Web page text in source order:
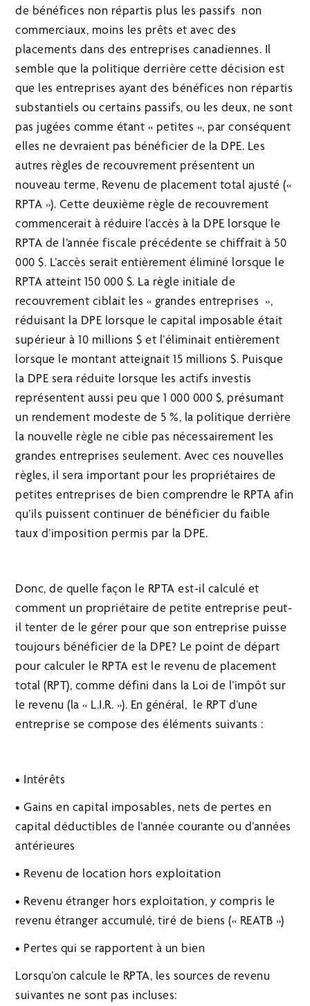
de bénéfices non répartis plus les passifs non
commerciaux, moins les prêts et avec des
placements dans des entreprises canadiennes. Il
semble que la politique derrière cette décision est
que les entreprises ayant des bénéfices non répartis
substantiels ou certains passifs, ou les deux, ne sont
pas jugées comme étant « petites », par conséquent
elles ne devraient pas bénéficier de la DPE. Les
autres règles de recouvrement présentent un
nouveau terme, Revenu de placement total ajusté («
RPTA »). Cette deuxième règle de recouvrement
commencerait à réduire l’accès à la DPE lorsque le
RPTA de l’année fiscale précédente se chiffrait à 50
000 $. L’accès serait entièrement éliminé lorsque le
RPTA atteint 150 000 $. La règle initiale de
recouvrement ciblait les « grandes entreprises »,
réduisant la DPE lorsque le capital imposable était
supérieur à 10 millions $ et l’éliminait entièrement
lorsque le montant atteignait 15 millions $. Puisque
la DPE sera réduite lorsque les actifs investis
représentent aussi peu que 1 000 000 $, présumant
un rendement modeste de 5 %, la politique derrière
la nouvelle règle ne cible pas nécessairement les
grandes entreprises seulement. Avec ces nouvelles
règles, il sera important pour les propriétaires de
petites entreprises de bien comprendre le RPTA afin
qu’ils puissent continuer de bénéficier du faible
taux d’imposition permis par la DPE.
Donc, de quelle façon le RPTA est-il calculé et
comment un propriétaire de petite entreprise peut-
il tenter de le gérer pour que son entreprise puisse
toujours bénéficier de la DPE? Le point de départ
pour calculer le RPTA est le revenu de placement
total (RPT), comme défini dans la Loi de l’impôt sur
le revenu (la « L.I.R. »). En général, le RPT d’une
entreprise se compose des éléments suivants :
• Intérêts
• Gains en capital imposables, nets de pertes en
capital déductibles de l’année courante ou d’années
antérieures
• Revenu de location hors exploitation
• Revenu étranger hors exploitation, y compris le
revenu étranger accumulé, tiré de biens (« REATB »)
• Pertes qui se rapportent à un bien
Lorsqu’on calcule le RPTA, les sources de revenu
suivantes ne sont pas incluses: